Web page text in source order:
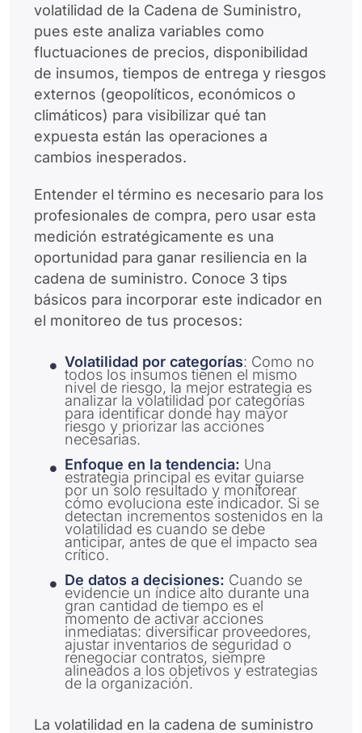
volatilidad de la Cadena de Suministro,
pues este analiza variables como
fluctuaciones de precios, disponibilidad
de insumos, tiempos de entrega y riesgos
externos (geopolíticos, económicos o
climáticos) para visibilizar qué tan
expuesta están las operaciones a
cambios inesperados.
Entender el término es necesario para los
profesionales de compra, pero usar esta
medición estratégicamente es una
oportunidad para ganar resiliencia en la
cadena de suministro. Conoce 3 tips
básicos para incorporar este indicador en
el monitoreo de tus procesos:
Volatilidad por categorías: Como no
todos los insumos tienen el mismo
nivel de riesgo, la mejor estrategia es
analizar la volatilidad por categorías
para identificar donde hay mayor
riesgo y priorizar las acciones
necesarias.
Enfoque en la tendencia: Una
estrategia principal es evitar guiarse
por un solo resultado y monitorear
cómo evoluciona este indicador. Si se
detectan incrementos sostenidos en la
volatilidad es cuando se debe
anticipar, antes de que el impacto sea
crítico.
De datos a decisiones: Cuando se
evidencie un índice alto durante una
gran cantidad de tiempo es el
momento de activar acciones
inmediatas: diversificar proveedores,
ajustar inventarios de seguridad o
renegociar contratos, siempre
alineados a los objetivos y estrategias
de la organización.
La volatilidad en la cadena de suministro